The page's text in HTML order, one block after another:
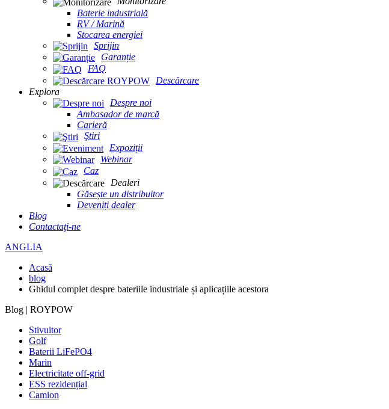
Baterie industrială
RV / Marină
Stocarea energiei
Sprijin
Garanție
FAQ
Descărcare
Explora
Despre noi
Ambasador de marcă
Carieră
Ştiri
Expoziții
Webinar
Caz
Dealeri
Găsește un distribuitor
Deveniți dealer
Blog
Contactaţi-ne
ANGLIA
Acasă
blog
Ghidul complet despre bateriile industriale și aplicațiile acestora
Blog | ROYPOW
Stivuitor
Golf
Baterii LiFePO4
Marin
Electricitate off-grid
ESS rezidențial
Camion